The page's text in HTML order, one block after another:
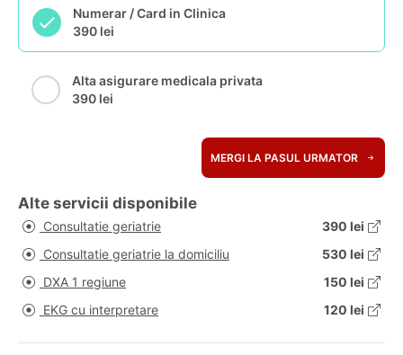
Numerar / Card in Clinica
390 lei
Alta asigurare medicala privata
390 lei
MERGI LA PASUL URMATOR
Alte servicii disponibile
Consultatie geriatrie
390 lei
Consultatie geriatrie la domiciliu
530 lei
DXA 1 regiune
150 lei
EKG cu interpretare
120 lei